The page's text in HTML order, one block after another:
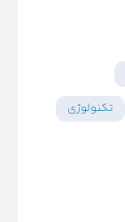
تکنولوژی